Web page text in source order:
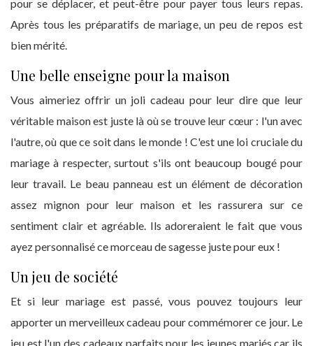
pour se déplacer, et peut-être pour payer tous leurs repas.
Après tous les préparatifs de mariage, un peu de repos est
bien mérité.
Une belle enseigne pour la maison
Vous aimeriez offrir un joli cadeau pour leur dire que leur
véritable maison est juste là où se trouve leur cœur : l'un avec
l'autre, où que ce soit dans le monde ! C'est une loi cruciale du
mariage à respecter, surtout s'ils ont beaucoup bougé pour
leur travail. Le beau panneau est un élément de décoration
assez mignon pour leur maison et les rassurera sur ce
sentiment clair et agréable. Ils adoreraient le fait que vous
ayez personnalisé ce morceau de sagesse juste pour eux !
Un jeu de société
Et si leur mariage est passé, vous pouvez toujours leur
apporter un merveilleux cadeau pour commémorer ce jour. Le
jeu est l'un des cadeaux parfaits pour les jeunes mariés car ils